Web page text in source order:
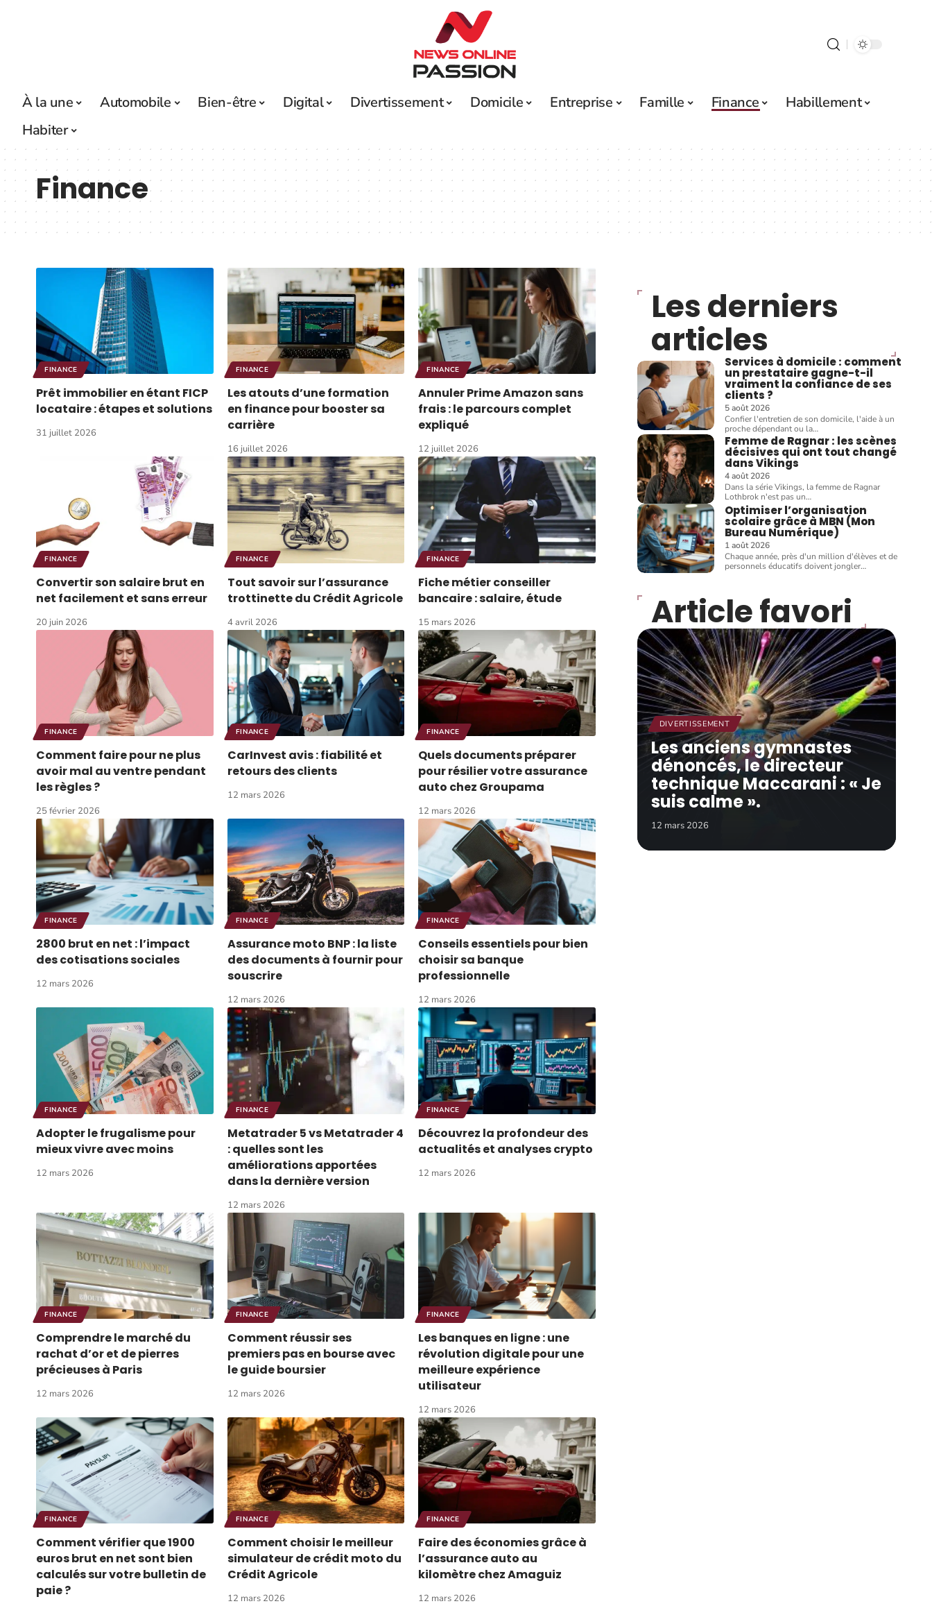
À la une Automobile Bien-être Digital Divertissement Domicile Entreprise Famille Finance
Habillement
Habiter
Finance
FINANCE
Prêt immobilier en étant FICP
locataire : étapes et solutions
31 juillet 2026
FINANCE
Les atouts d’une formation
en finance pour booster sa
carrière
16 juillet 2026
FINANCE
Annuler Prime Amazon sans
frais : le parcours complet
expliqué
12 juillet 2026
FINANCE
Convertir son salaire brut en
net facilement et sans erreur
20 juin 2026
FINANCE
Tout savoir sur l’assurance
trottinette du Crédit Agricole
4 avril 2026
FINANCE
Fiche métier conseiller
bancaire : salaire, étude
15 mars 2026
FINANCE
Comment faire pour ne plus
avoir mal au ventre pendant
les règles ?
25 février 2026
FINANCE
CarInvest avis : fiabilité et
retours des clients
12 mars 2026
FINANCE
Quels documents préparer
pour résilier votre assurance
auto chez Groupama
12 mars 2026
FINANCE
2800 brut en net : l’impact
des cotisations sociales
12 mars 2026
FINANCE
Assurance moto BNP : la liste
des documents à fournir pour
souscrire
12 mars 2026
FINANCE
Conseils essentiels pour bien
choisir sa banque
professionnelle
12 mars 2026
FINANCE
Adopter le frugalisme pour
mieux vivre avec moins
12 mars 2026
FINANCE
Metatrader 5 vs Metatrader 4
: quelles sont les
améliorations apportées
dans la dernière version
12 mars 2026
FINANCE
Découvrez la profondeur des
actualités et analyses crypto
12 mars 2026
FINANCE
Comprendre le marché du
rachat d’or et de pierres
précieuses à Paris
12 mars 2026
FINANCE
Comment réussir ses
premiers pas en bourse avec
le guide boursier
12 mars 2026
FINANCE
Les banques en ligne : une
révolution digitale pour une
meilleure expérience
utilisateur
12 mars 2026
FINANCE
Comment vérifier que 1900
euros brut en net sont bien
calculés sur votre bulletin de
paie ?
FINANCE
Comment choisir le meilleur
simulateur de crédit moto du
Crédit Agricole
12 mars 2026
FINANCE
Faire des économies grâce à
l’assurance auto au
kilomètre chez Amaguiz
12 mars 2026
Les derniers
articles
Services à domicile : comment
un prestataire gagne-t-il
vraiment la confiance de ses
clients ?
5 août 2026
Confier l'entretien de son domicile, l'aide à un
proche dépendant ou la…
Femme de Ragnar : les scènes
décisives qui ont tout changé
dans Vikings
4 août 2026
Dans la série Vikings, la femme de Ragnar
Lothbrok n'est pas un…
Optimiser l’organisation
scolaire grâce à MBN (Mon
Bureau Numérique)
1 août 2026
Chaque année, près d'un million d'élèves et de
personnels éducatifs doivent jongler…
Article favori
DIVERTISSEMENT
Les anciens gymnastes
dénoncés, le directeur
technique Maccarani : « Je
suis calme ».
12 mars 2026